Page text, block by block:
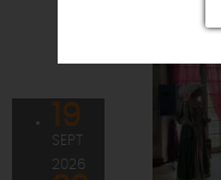
19
SEPT
2026